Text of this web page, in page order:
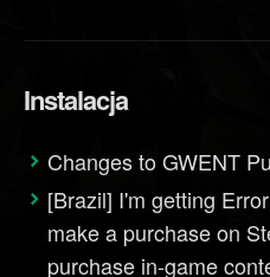
Instalacja
Changes to GWENT
[Brazil] I'm getting
make a purchase on
purchase in-game